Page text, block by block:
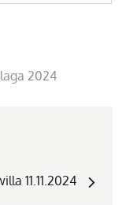
2024
11.11.2024